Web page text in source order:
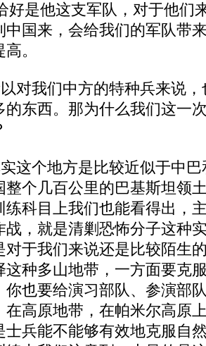
好是他这支军队，对于他们
中国来，会给我们的军队带
。
我们中方的特种兵来说，
的东西。那为什么我们这一
个地方是比较近似于中巴
整个几百公里的巴基斯坦领
练科目上我们也能看得出，
战，就是清剿恐怖分子这种
对于我们来说还是比较陌生
这种多山地带，一方面要克
你也要给演习部队、参演部
在高原地带，在帕米尔高原
士兵能不能够有效地克服自